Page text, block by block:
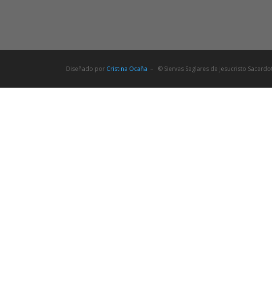
Diseñado por Cristina Ocaña – © Siervas Seglares de Jesucristo